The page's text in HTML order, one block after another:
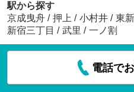
駅から探す
京成曳舟 / 押上 / 小村井 / 東
新宿三丁目 / 武里 / 一ノ割
電話で